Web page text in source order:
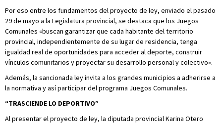
Por eso entre los fundamentos del proyecto de ley, enviado el pasado
29 de mayo a la Legislatura provincial, se destaca que los Juegos
Comunales «buscan garantizar que cada habitante del territorio
provincial, independientemente de su lugar de residencia, tenga
igualdad real de oportunidades para acceder al deporte, construir
vínculos comunitarios y proyectar su desarrollo personal y colectivo».
Además, la sancionada ley invita a los grandes municipios a adherirse a
la normativa y así participar del programa Juegos Comunales.
“TRASCIENDE LO DEPORTIVO”
Al presentar el proyecto de ley, la diputada provincial Karina Otero